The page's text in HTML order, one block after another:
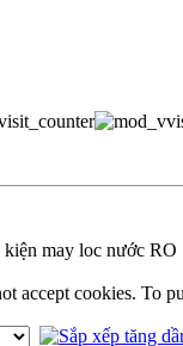
may loc nước RO
accept cookies. To